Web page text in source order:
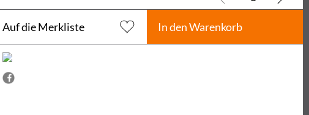
Auf die Merkliste In den Warenkorb